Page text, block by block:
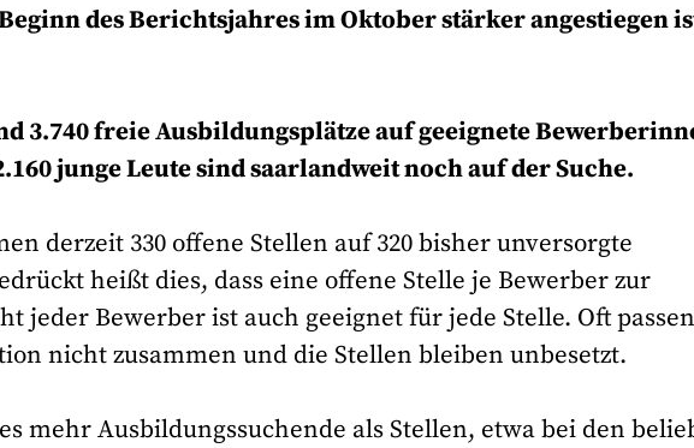
des Berichtsjahres im Oktober stärker angestiegen
3.740 freie Ausbildungsplätze auf geeignete
junge Leute sind saarlandweit noch auf der Suche.
derzeit 330 offene Stellen auf 320 bisher unversorgte
heißt dies, dass eine offene Stelle je Bewerber zur
jeder Bewerber ist auch geeignet für jede Stelle. Oft
nicht zusammen und die Stellen bleiben unbesetzt.
mehr Ausbildungssuchende als Stellen, etwa bei den